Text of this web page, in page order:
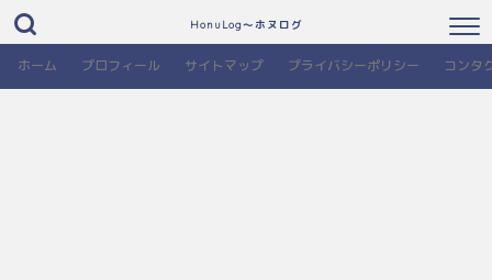
HonuLog～ホヌログ
ホーム プロフィール サイトマップ プライバシーポリシー コンタ